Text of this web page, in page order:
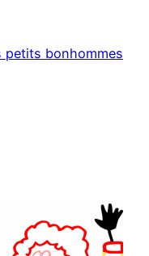
petits bonhommes